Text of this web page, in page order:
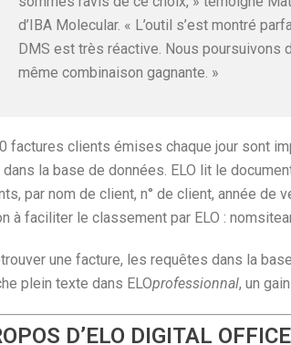
d’IBA Molecular. « L’outil s’est montré
DMS est très réactive. Nous poursuivons
même combinaison gagnante. »
factures clients émises chaque jour sont
dans la base de données. ELO lit le
par nom de client, n° de client, année
à faciliter le classement par ELO :
une facture, les requêtes dans la
plein texte dans ELOprofessionnal, un
D’ELO DIGITAL